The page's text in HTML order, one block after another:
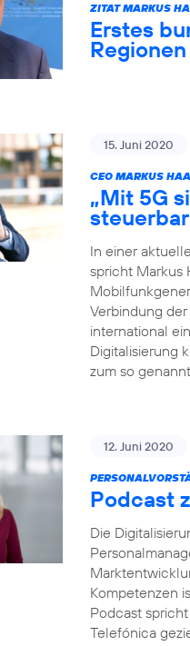
ZITAT MARKUS
Erstes
Regionen
15. Juni 2020
CEO MARKUS
„Mit 5G
In einer
spricht Markus
Verbindung
international
Digitalisierung
zum so
12. Juni 2020
Podcast
Die
Kompetenzen
Podcast
Telefónica